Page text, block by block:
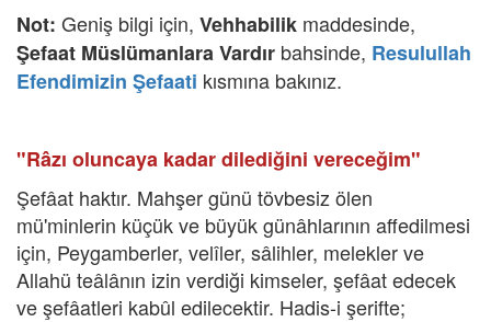
Not: Geniş bilgi için, Vehhabilik maddesinde,
Şefaat Müslümanlara Vardır bahsinde, Resulullah
Efendimizin Şefaati kısmına bakınız.
"Râzı oluncaya kadar dilediğini vereceğim"
Şefâat haktır. Mahşer günü tövbesiz ölen
mü'minlerin küçük ve büyük günâhlarının affedilmesi
için, Peygamberler, velîler, sâlihler, melekler ve
Allahü teâlânın izin verdiği kimseler, şefâat edecek
ve şefâatleri kabûl edilecektir. Hadis-i şerifte;